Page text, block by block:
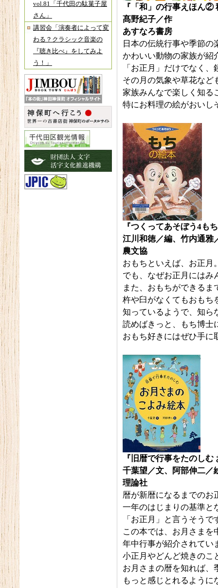
vol.81「千代田の駄菓子屋
さん」
講習会「演奏者によって変
わる？クラシック音楽の
『聴き比べ』をしてみよ
う！」
『「和」の行事えほん②
髙野紀子／作
あすなろ書房
日本の伝統行事や季節の
かわいい動物の家族が紹
「お正月」だけでなく
その月の気象や草花など
家族みんなで楽しく知る
特にお料理の絵がおいし
『つくってあそぼう4も
江川和徳／編、竹内通雅
農文協
おもちといえば、お正月
でも、なぜお正月にはみ
また、おもちができる
杵や臼がなくてもおもち
知っているようで、知ら
読めばきっと、もち博士
おもち好きにはぜひ手に
『旧暦で行事をたのしむ
千葉望／文、阿部伸二／
理論社
暦が新暦になるまでのお
一年のはじまりの基準と
「お正月」と言うそうで
この本では、お月さまを
年中行事が紹介されてい
小正月やどんど焼きのこ
お月さまの暦を知れば、
もっと感じとれるように